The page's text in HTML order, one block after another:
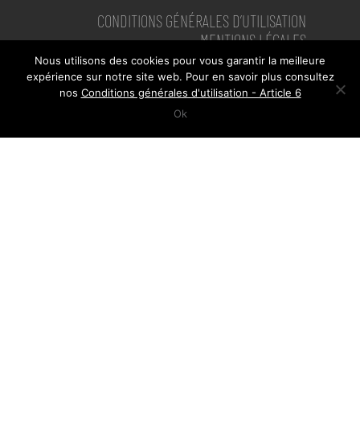
CONDITIONS GÉNÉRALES D’UTILISATION
MENTIONS LÉGALES
PLAN DU SITE
VIMEO
Nous utilisons des cookies pour vous garantir la meilleure
expérience sur notre site web. Pour en savoir plus consultez
nos Conditions générales d'utilisation - Article 6
Ok